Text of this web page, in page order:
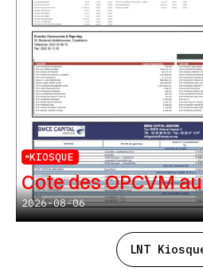
KIOSQUE
Cote des OPCVM
2026-08-06
LNT